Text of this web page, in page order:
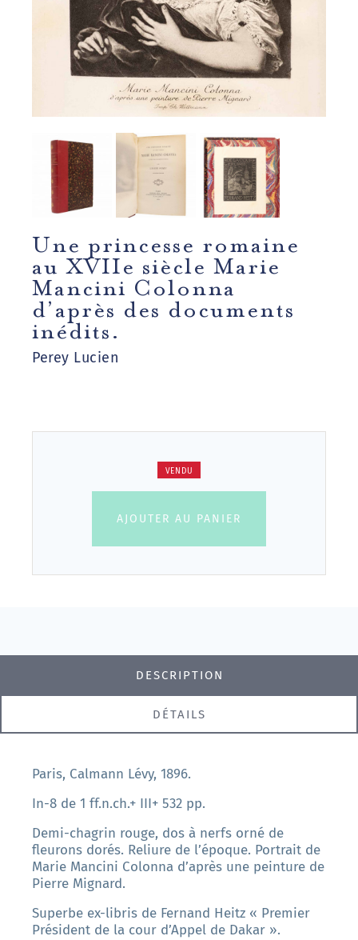
Une princesse romaine
au XVIIe siècle Marie
Mancini Colonna
d’après des documents
inédits.
Perey Lucien
VENDU
AJOUTER AU PANIER
DESCRIPTION
DÉTAILS
Paris, Calmann Lévy, 1896.
In-8 de 1 ff.n.ch.+ III+ 532 pp.
Demi-chagrin rouge, dos à nerfs orné de
fleurons dorés. Reliure de l’époque. Portrait de
Marie Mancini Colonna d’après une peinture de
Pierre Mignard.
Superbe ex-libris de Fernand Heitz « Premier
Président de la cour d’Appel de Dakar ».